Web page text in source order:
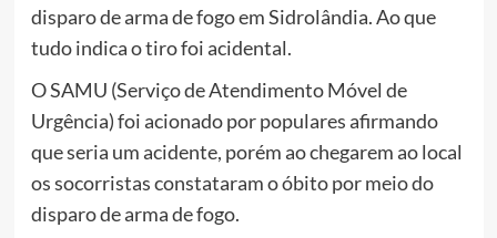
disparo de arma de fogo em Sidrolândia. Ao que
tudo indica o tiro foi acidental.
O SAMU (Serviço de Atendimento Móvel de
Urgência) foi acionado por populares afirmando
que seria um acidente, porém ao chegarem ao local
os socorristas constataram o óbito por meio do
disparo de arma de fogo.